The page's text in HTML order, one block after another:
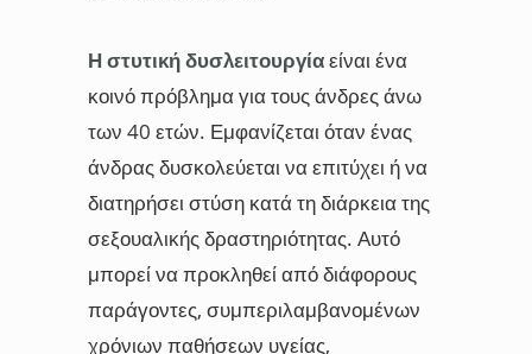
Η στυτική δυσλειτουργίαείναι ένα
κοινό πρόβλημα για τους άνδρες άνω
των 40 ετών. Εμφανίζεται όταν ένας
άνδρας δυσκολεύεται να επιτύχει ή να
διατηρήσει στύση κατά τη διάρκεια της
σεξουαλικής δραστηριότητας. Αυτό
μπορεί να προκληθεί από διάφορους
παράγοντες, συμπεριλαμβανομένων
χρόνιων παθήσεων υγείας,